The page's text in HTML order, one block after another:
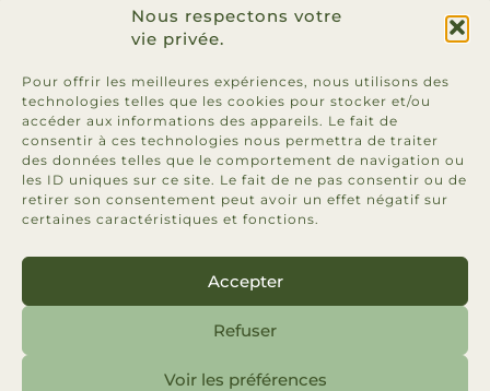
Nous respectons votre
vie privée.
Pour offrir les meilleures expériences, nous utilisons des
technologies telles que les cookies pour stocker et/ou
accéder aux informations des appareils. Le fait de
consentir à ces technologies nous permettra de traiter
des données telles que le comportement de navigation ou
les ID uniques sur ce site. Le fait de ne pas consentir ou de
retirer son consentement peut avoir un effet négatif sur
certaines caractéristiques et fonctions.
Accepter
Refuser
Voir les préférences
Québec (bureauchef)